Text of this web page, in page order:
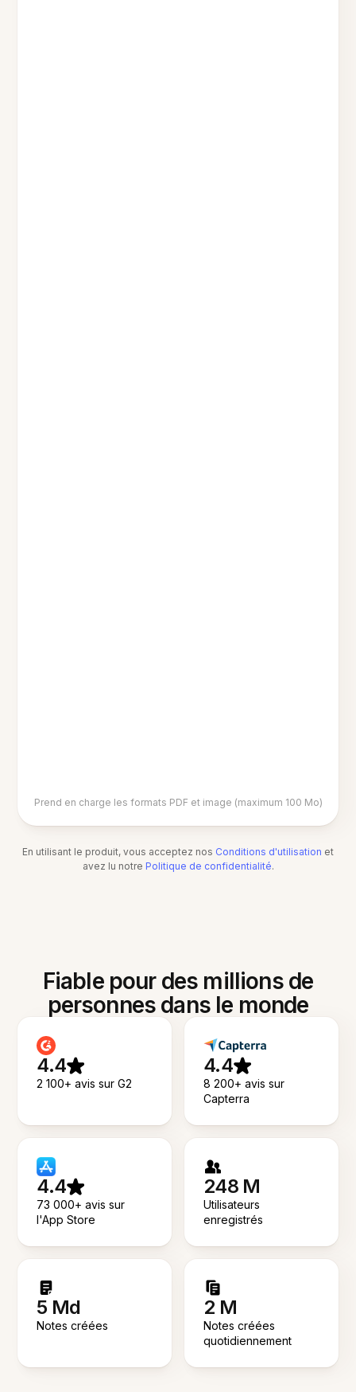
Prend en charge les formats PDF et image (maximum 100 Mo)
En utilisant le produit, vous acceptez nos Conditions d'utilisation et
avez lu notre Politique de confidentialité.
Fiable pour des millions de
personnes dans le monde
4.4
2 100+ avis sur G2
4.4
8 200+ avis sur
Capterra
4.4
73 000+ avis sur
l'App Store
248 M
Utilisateurs
enregistrés
5 Md
Notes créées
2 M
Notes créées
quotidiennement